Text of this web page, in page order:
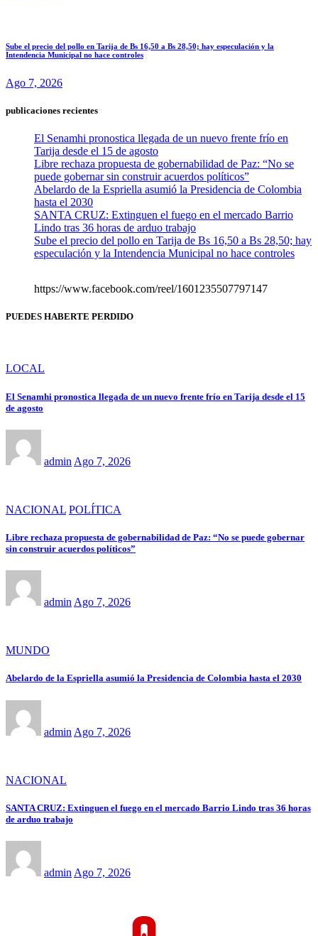
Sube el precio del pollo en Tarija de Bs 16,50 a Bs 28,50; hay especulación y la
Intendencia Municipal no hace controles
Ago 7, 2026
publicaciones recientes
El Senamhi pronostica llegada de un nuevo frente frío en
Tarija desde el 15 de agosto
Libre rechaza propuesta de gobernabilidad de Paz: “No se
puede gobernar sin construir acuerdos políticos”
Abelardo de la Espriella asumió la Presidencia de Colombia
hasta el 2030
SANTA CRUZ: Extinguen el fuego en el mercado Barrio
Lindo tras 36 horas de arduo trabajo
Sube el precio del pollo en Tarija de Bs 16,50 a Bs 28,50; hay
especulación y la Intendencia Municipal no hace controles
https://www.facebook.com/reel/1601235507797147
PUEDES HABERTE PERDIDO
LOCAL
El Senamhi pronostica llegada de un nuevo frente frío en Tarija desde el 15
de agosto
admin Ago 7, 2026
NACIONAL POLÍTICA
Libre rechaza propuesta de gobernabilidad de Paz: “No se puede gobernar
sin construir acuerdos políticos”
admin Ago 7, 2026
MUNDO
Abelardo de la Espriella asumió la Presidencia de Colombia hasta el 2030
admin Ago 7, 2026
NACIONAL
SANTA CRUZ: Extinguen el fuego en el mercado Barrio Lindo tras 36 horas
de arduo trabajo
admin Ago 7, 2026